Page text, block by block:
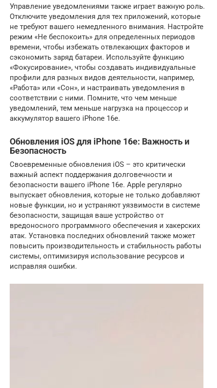
Управление уведомлениями также играет важную роль.
Отключите уведомления для тех приложений, которые
не требуют вашего немедленного внимания. Настройте
режим «Не беспокоить» для определенных периодов
времени, чтобы избежать отвлекающих факторов и
сэкономить заряд батареи. Используйте функцию
«Фокусирование», чтобы создавать индивидуальные
профили для разных видов деятельности, например,
«Работа» или «Сон», и настраивать уведомления в
соответствии с ними. Помните, что чем меньше
уведомлений, тем меньше нагрузка на процессор и
аккумулятор вашего iPhone 16e.
Обновления iOS для iPhone 16e: Важность и
Безопасность
Своевременные обновления iOS – это критически
важный аспект поддержания долговечности и
безопасности вашего iPhone 16e. Apple регулярно
выпускает обновления, которые не только добавляют
новые функции, но и устраняют уязвимости в системе
безопасности, защищая ваше устройство от
вредоносного программного обеспечения и хакерских
атак. Установка последних обновлений также может
повысить производительность и стабильность работы
системы, оптимизируя использование ресурсов и
исправляя ошибки.